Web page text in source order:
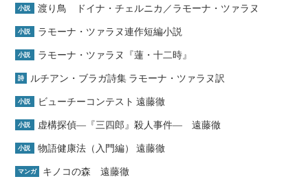
小説 渡り鳥 ドイナ・チェルニカ／ラモーナ・ツァラヌ
小説 ラモーナ・ツァラヌ連作短編小説
小説 ラモーナ・ツァラヌ『蓮・十二時』
詩 ルチアン・ブラガ詩集 ラモーナ・ツァラヌ訳
小説 ビューチーコンテスト 遠藤徹
小説 虚構探偵―『三四郎』殺人事件― 遠藤徹
小説 物語健康法（入門編） 遠藤徹
マンガ キノコの森 遠藤徹